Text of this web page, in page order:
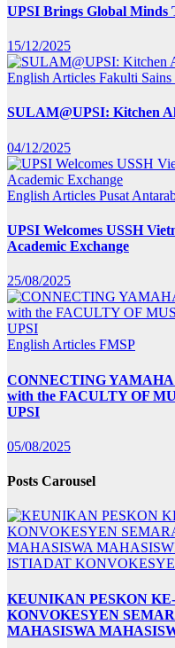
UPSI Brings Global Minds
15/12/2025
English Articles Fakulti
SULAM@UPSI: Kitchen
04/12/2025
English Articles Pusat
UPSI Welcomes USSH
Academic Exchange
25/08/2025
English Articles FMSP
CONNECTING
with the FACULTY OF
UPSI
05/08/2025
Posts Carousel
ISTIADAT
KEUNIKAN PESKON KE-
KONVOKESYEN
MAHASISWA